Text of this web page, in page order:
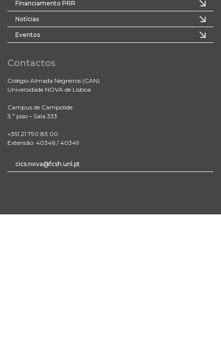
Financiamento PRR
Notícias
Eventos
Contactos
Colégio Almada Negreiros (CAN)
Universidade NOVA de Lisboa
Campus de Campolide
3.º piso – Sala 333
+351 21 790 83 00
Extensão: 40346 / 40349
cics.nova@fcsh.unl.pt